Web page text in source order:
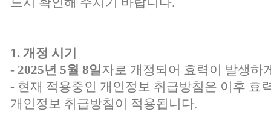
1. 개정 시기
- 2025년 5월 8일자로 개정되어 효력이 발생하
- 현재 적용중인 개인정보 취급방침은 이후 효
개인정보 취급방침이 적용됩니다.